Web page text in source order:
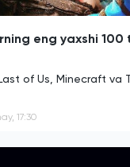
eng yaxshi 100
of Us, Minecraft va
17:30